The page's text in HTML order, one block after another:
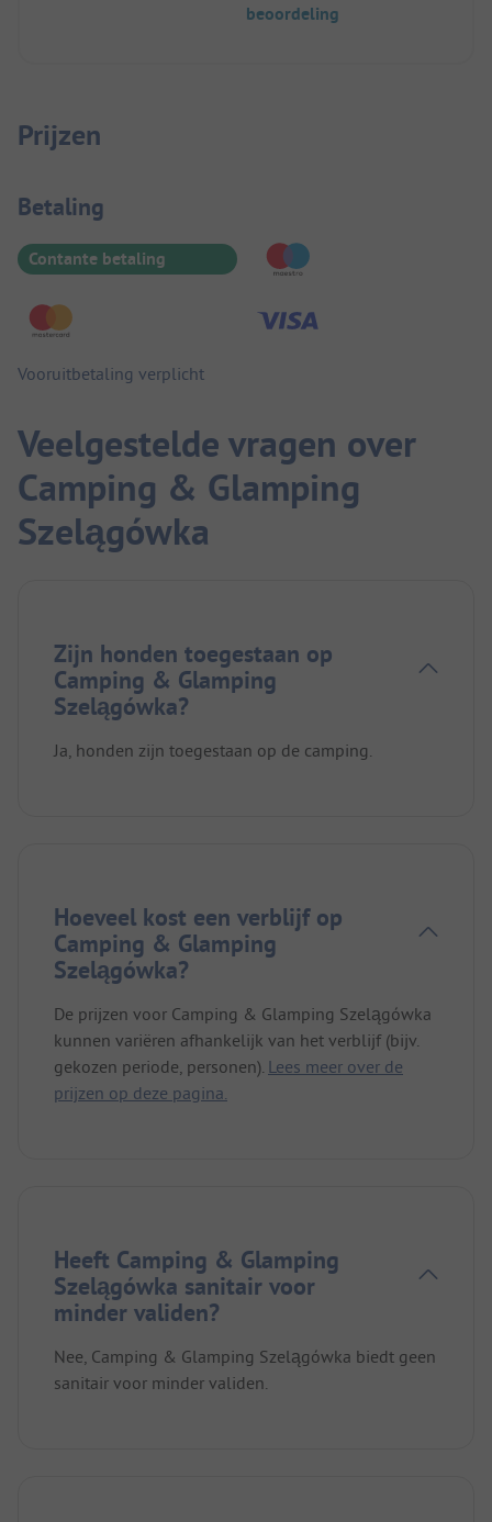
beoordeling
Prijzen
Betaalinformatie
Betaling
Contante betaling
Vooruitbetaling verplicht
Veelgestelde vragen over
Camping & Glamping
Szelągówka
Zijn honden toegestaan op
Camping & Glamping
Szelągówka?
Ja, honden zijn toegestaan op de camping.
Hoeveel kost een verblijf op
Camping & Glamping
Szelągówka?
De prijzen voor Camping & Glamping Szelągówka
kunnen variëren afhankelijk van het verblijf (bijv.
gekozen periode, personen). Lees meer over de
prijzen op deze pagina.
Heeft Camping & Glamping
Szelągówka sanitair voor
minder validen?
Nee, Camping & Glamping Szelągówka biedt geen
sanitair voor minder validen.